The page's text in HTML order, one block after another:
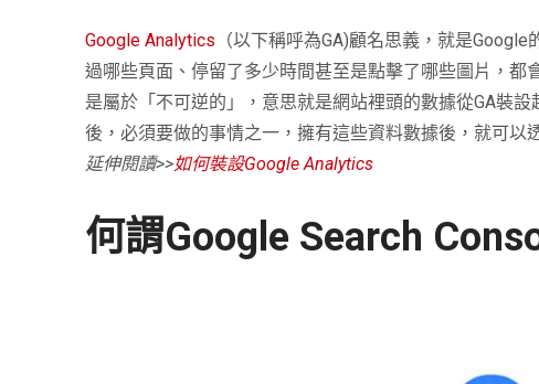
Google Analytics （以下稱呼為GA)顧名思義，就是Google
過哪些頁面、停留了多少時間甚至是點擊了哪些圖片，都
是屬於「不可逆的」，意思就是網站裡頭的數據從GA裝設
後，必須要做的事情之一，擁有這些資料數據後，就可以
延伸閱讀>>如何裝設Google Analytics
何謂Google Search